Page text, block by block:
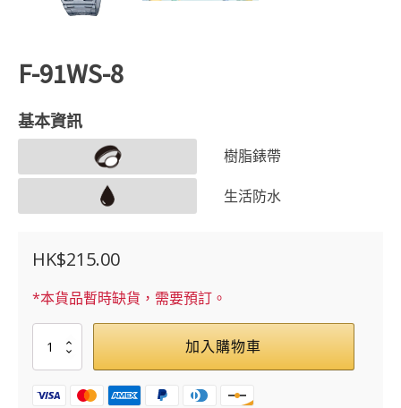
F-91WS-8
基本資訊
樹脂錶帶
生活防水
HK$215.00
*本貨品暫時缺貨，需要預訂。
91WS-
8
數
加入購物車